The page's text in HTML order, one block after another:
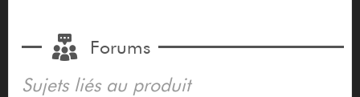
Forums
Sujets liés au produit